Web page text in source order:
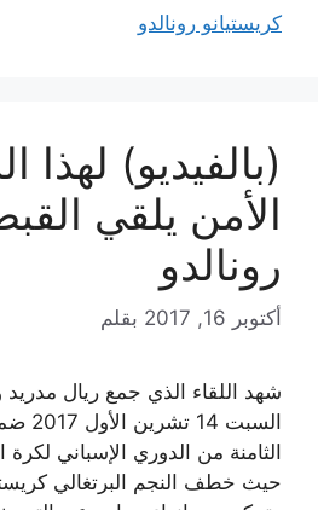
كريستيانو رونالدو
(بالفيديو) لهذا
الأمن يلقي
رونالدو
أكتوبر 16, 2017 بقلم
شهد اللقاء الذي جمع ريال
الثامنة من الدوري الإسباني
حيث خطف النجم البرتغالي